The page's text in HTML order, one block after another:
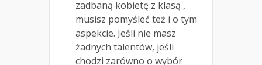
zadbaną kobietę z klasą ,
musisz pomyśleć też i o tym
aspekcie. Jeśli nie masz
żadnych talentów, jeśli
chodzi zarówno o wybór